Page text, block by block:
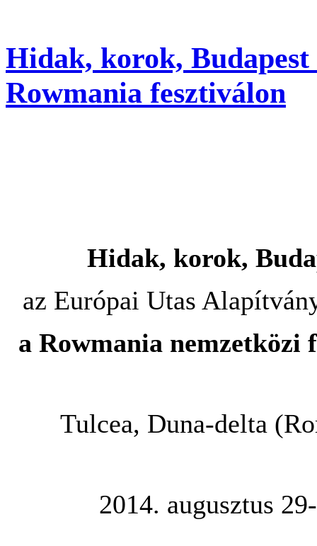
Hidak, korok,
Rowmania fesztiválon
Hidak, korok,
az Európai Utas
a Rowmania nemzetközi
Tulcea, Duna-delta
2014. augusztus